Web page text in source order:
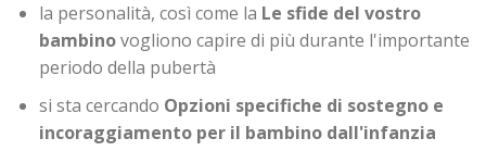
la personalità, così come la Le sfide del vostro
bambinovogliono capire di più durante l'importante
periodo della pubertà
si sta cercando Opzioni specifiche di sostegno e
incoraggiamento per il bambino dall'infanzia